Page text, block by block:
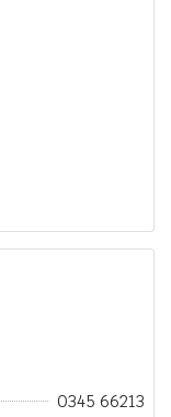
0345 66213